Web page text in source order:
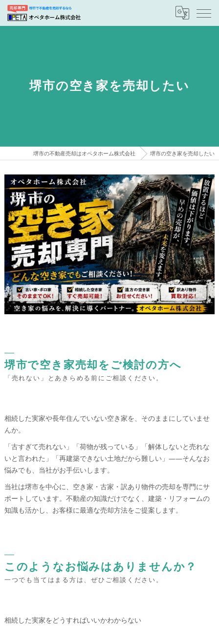
堺市の空き家を売却したい
堺市の不動産売却はオペタホーム株式会社 堺市の空き家を売却したい
堺市で空き家売却をご検討の方へ
「売れない」とあきらめる前にご相談ください。
相続した実家や長年住んでいない空き家を、そのままにしていませ
んか。
「古すぎて売れない」「荷物が残っている」「解体しないと売れな
いと言われた」「再建築できない土地だから難しい」――そんなお
悩みでも、当社がお手伝いします。
当社は堺市を中心に、空き家・古家・訳あり物件の売却を専門にサ
ポートしています。不動産の知識だけでなく、建築・リフォームの
知識も活かし、お客様に最適な売却方法をご提案します。
このようなお悩みはありませんか？
一つでも当てはまる方は、ぜひご相談ください。
相続した実家をどうすればいいかわからない